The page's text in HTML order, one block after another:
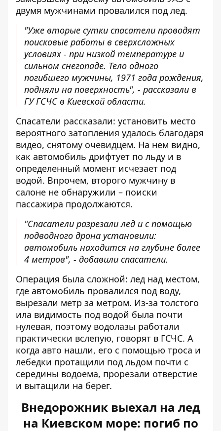
двумя мужчинами провалился под лед.
"Уже вторые сутки спасатели проводят
поисковые работы в сверхсложных
условиях - при низкой температуре и
сильном снегопаде. Тело одного
погибшего мужчины, 1971 года рождения,
подняли на поверхность", - рассказали в
ГУ ГСЧС в Киевской области.
Спасатели рассказали: установить место
вероятного затопления удалось благодаря
видео, снятому очевидцем. На нем видно,
как автомобиль дрифтует по льду и в
определенный момент исчезает под
водой. Впрочем, второго мужчину в
салоне не обнаружили – поиски
пассажира продолжаются.
"Спасатели разрезали лед и с помощью
подводного дрона установили:
автомобиль находится на глубине более
4 метров", - добавили спасатели.
Операция была сложной: лед над местом,
где автомобиль провалился под воду,
вырезали метр за метром. Из-за толстого
ила видимость под водой была почти
нулевая, поэтому водолазы работали
практически вслепую, говорят в ГСЧС. А
когда авто нашли, его с помощью троса и
лебедки протащили под льдом почти с
середины водоема, прорезали отверстие
и вытащили на берег.
Внедорожник выехал на лед
на Киевском море: погиб по